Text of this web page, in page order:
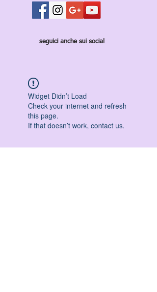
seguici anche sui social
Widget Didn’t Load
Check your internet and refresh
this page.
If that doesn’t work, contact us.